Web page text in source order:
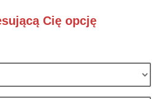
Cię opcję